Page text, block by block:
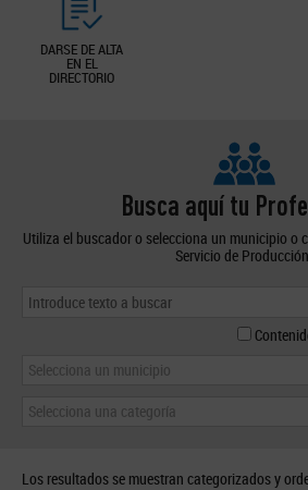
DARSE DE ALTA
EN EL
DIRECTORIO
Busca aquí tu
Utiliza el buscador o selecciona un municipio o
Servicio de
Selecciona un municipio
Selecciona una categoría
Los resultados se muestran categorizados y